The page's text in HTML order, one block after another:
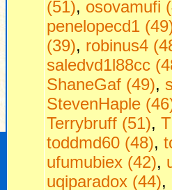
(51), osovamufi
penelopecd1
(39), robinus4
saledvd1l88cc
ShaneGaf (49),
StevenHaple
Terrybruff (51),
toddmd60 (48),
ufumubiex (42),
uqiparadox (44),